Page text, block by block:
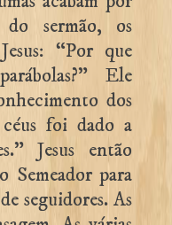
sermão, os
“Por que
Ele
dos
foi dado a
Jesus então
Semeador para
seguidores. As